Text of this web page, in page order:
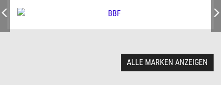
ALLE MARKEN ANZEIGEN